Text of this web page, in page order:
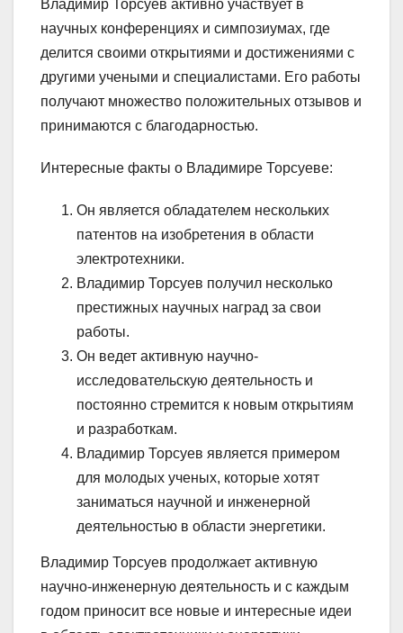
Владимир Торсуев активно участвует в
научных конференциях и симпозиумах, где
делится своими открытиями и достижениями с
другими учеными и специалистами. Его работы
получают множество положительных отзывов и
принимаются с благодарностью.
Интересные факты о Владимире Торсуеве:
Он является обладателем нескольких
патентов на изобретения в области
электротехники.
Владимир Торсуев получил несколько
престижных научных наград за свои
работы.
Он ведет активную научно-
исследовательскую деятельность и
постоянно стремится к новым открытиям
и разработкам.
Владимир Торсуев является примером
для молодых ученых, которые хотят
заниматься научной и инженерной
деятельностью в области энергетики.
Владимир Торсуев продолжает активную
научно-инженерную деятельность и с каждым
годом приносит все новые и интересные идеи